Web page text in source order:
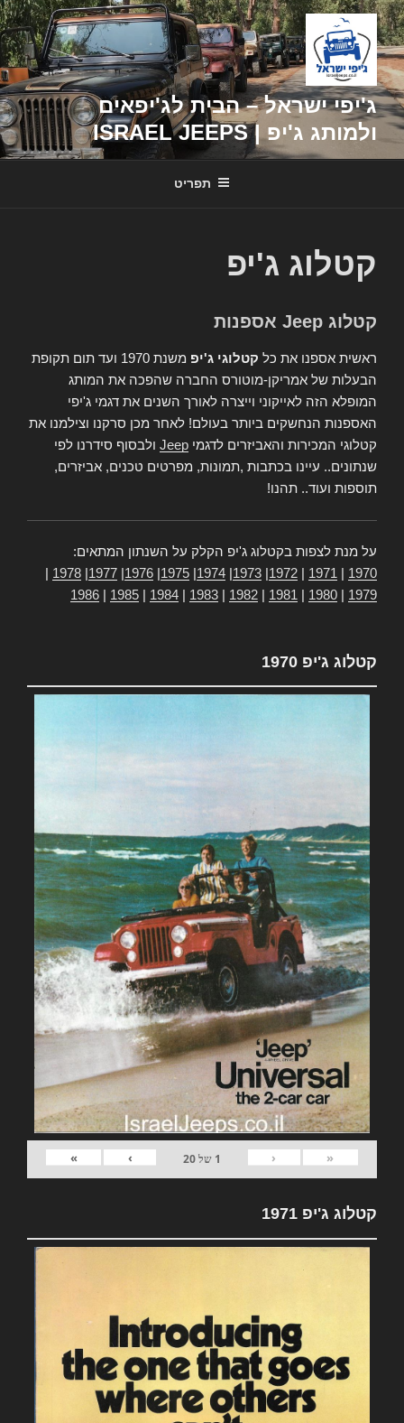
דילוג
לתוכן
ג'יפי ישראל – הבית לג'יפאים
ולמותג ג'יפ | ISRAEL JEEPS
תפריט
קטלוג ג'יפ
קטלוג Jeep אספנות
ראשית אספנו את כל קטלוגי ג'יפ
משנת 1970 ועד תום תקופת
הבעלות של אמריקן-מוטורס החברה שהפכה את המותג
המופלא הזה לאייקוני וייצרה לאורך השנים את דגמי ג'יפי
האספנות הנחשקים ביותר בעולם! לאחר מכן סרקנו וצילמנו את
קטלוגי המכירות והאביזרים לדגמי Jeep ולבסוף סידרנו לפי
שנתונים.. עיינו בכתבות ,תמונות, מפרטים טכנים, אביזרים,
תוספות ועוד.. תהנו!
על מנת לצפות בקטלוג ג'יפ הקלק על השנתון המתאים:
1970
1971
1972
1973
1974
1975
1976
1977
1978
1979
1980
1981
1982
1983
1984
1985
1986
קטלוג ג'יפ 1970
«
‹
1 של20
›
»
קטלוג ג'יפ 1971